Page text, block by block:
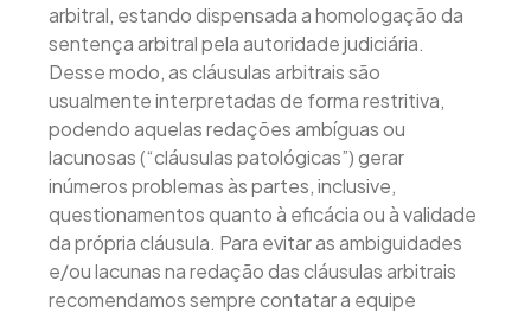
arbitral, estando dispensada a homologação da
sentença arbitral pela autoridade judiciária.
Desse modo, as cláusulas arbitrais são
usualmente interpretadas de forma restritiva,
podendo aquelas redações ambíguas ou
lacunosas (“cláusulas patológicas”) gerar
inúmeros problemas às partes, inclusive,
questionamentos quanto à eficácia ou à validade
da própria cláusula. Para evitar as ambiguidades
e/ou lacunas na redação das cláusulas arbitrais
recomendamos sempre contatar a equipe